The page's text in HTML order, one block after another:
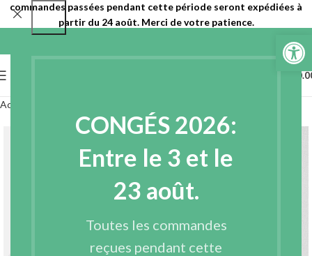
CONGÉS 2026:
Entre le 3 et le
23 août.
Toutes les commandes
reçues pendant cette
Ouvrir
Accueil
commandes passées pendant cette période seront expédiées à
partir du 24 août. Merci de votre patience.